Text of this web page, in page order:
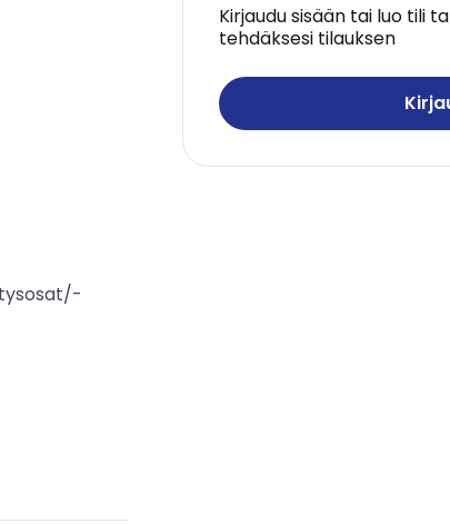
Kirjaudu sisään tai luo tili
tehdäksesi tilauksen